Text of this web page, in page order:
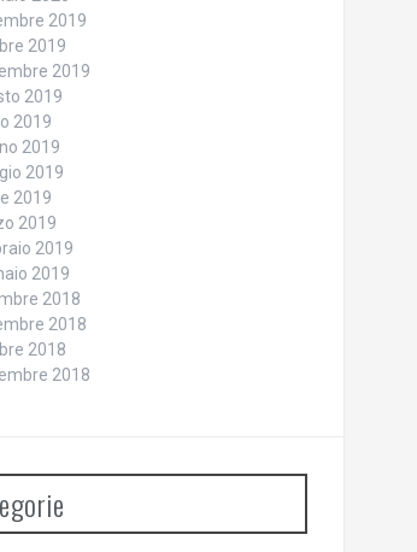
2019
2019
2019
2019
2019
2019
2019
2019
2019
2019
2019
2018
2018
2018
2018